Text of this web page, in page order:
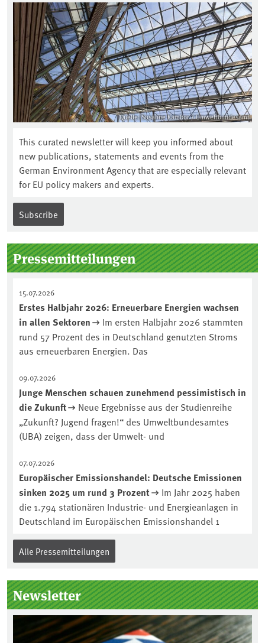
Quelle: Susanne Kambor / Umweltbundesamt
This curated newsletter will keep you informed about
new publications, statements and events from the
German Environment Agency that are especially relevant
for EU policy makers and experts.
Subscribe
Pressemitteilungen
15.07.2026
Erstes Halbjahr 2026: Erneuerbare Energien wachsen
in allen Sektoren
Im ersten Halbjahr 2026 stammten
rund 57 Prozent des in Deutschland genutzten Stroms
aus erneuerbaren Energien. Das
09.07.2026
Junge Menschen schauen zunehmend pessimistisch in
die Zukunft
Neue Ergebnisse aus der Studienreihe
„Zukunft? Jugend fragen!“ des Umweltbundesamtes
(UBA) zeigen, dass der Umwelt- und
07.07.2026
Europäischer Emissionshandel: Deutsche Emissionen
sinken 2025 um rund 3 Prozent
Im Jahr 2025 haben
die 1.794 stationären Industrie- und Energieanlagen in
Deutschland im Europäischen Emissionshandel 1
Alle Pressemitteilungen
Newsletter